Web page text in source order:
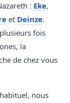
: Eke,
et Deinze.
fois
la
de chez vous
nous